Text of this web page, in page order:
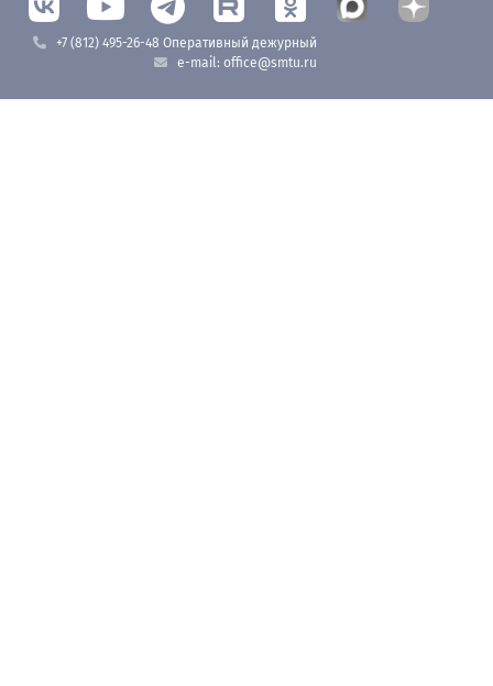
+7 (812) 495-26-48 Оперативный дежурный
e-mail: office@smtu.ru